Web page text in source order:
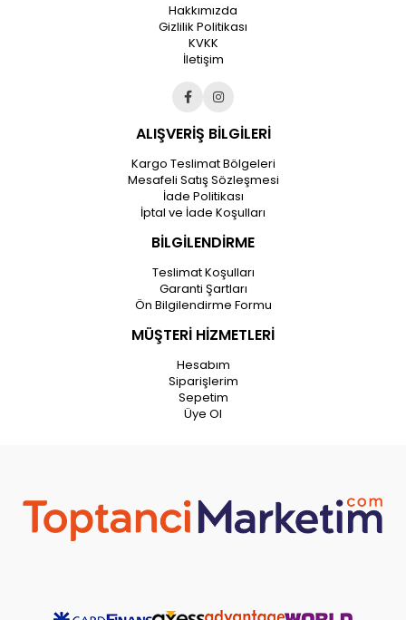
Hakkımızda
Gizlilik Politikası
KVKK
İletişim
ALIŞVERİŞ BİLGİLERİ
Kargo Teslimat Bölgeleri
Mesafeli Satış Sözleşmesi
İade Politikası
İptal ve İade Koşulları
BİLGİLENDİRME
Teslimat Koşulları
Garanti Şartları
Ön Bilgilendirme Formu
MÜŞTERİ HİZMETLERİ
Hesabım
Siparişlerim
Sepetim
Üye Ol